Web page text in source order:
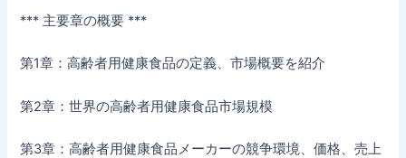
*** 主要章の概要 ***
第1章：高齢者用健康食品の定義、市場概要を紹介
第2章：世界の高齢者用健康食品市場規模
第3章：高齢者用健康食品メーカーの競争環境、価格、売上